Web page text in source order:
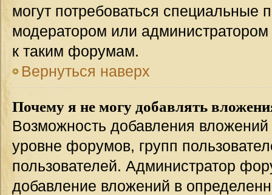
могут потребоваться специальные
модератором или
к таким форумам.
Вернуться наверх
Почему я не могу добавлять
Возможность добавления
уровне форумов, групп
пользователей. Администратор
добавление вложений в